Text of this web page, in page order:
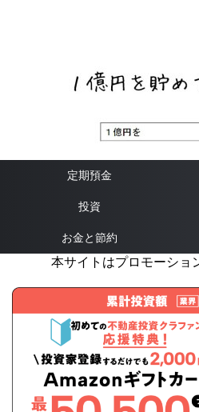
定期預金
投資
お金と節約
本サイトはプロモーショ